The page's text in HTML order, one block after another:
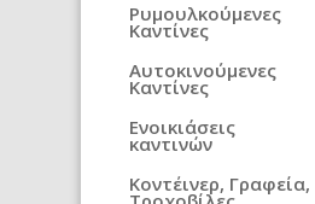
Ρυμουλκούμενες
Καντίνες
Αυτοκινούμενες
Καντίνες
Ενοικιάσεις
καντινών
Κοντέινερ, Γραφεία,